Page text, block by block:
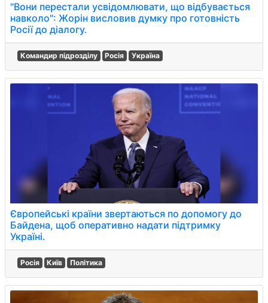
"Вони перестали усвідомлювати, що відбувається
навколо": Жорін висловив думку про готовність
Росії до діалогу.
Командир підрозділу Росія Україна
Європейські країни звертаються по допомогу до
Байдена, щоб оперативно надати підтримку
Україні.
Росія Київ Політика